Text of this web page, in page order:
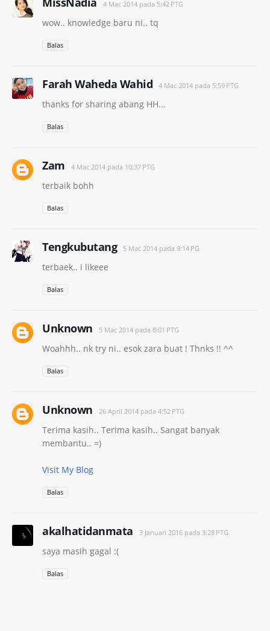
4 Mac 2014 pada 5:42 PTG
wow.. knowledge baru ni.. tq
Balas
Farah Waheda Wahid 4 Mac 2014 pada 5:59 PTG
thanks for sharing abang HH...
Balas
Zam 4 Mac 2014 pada 10:37 PTG
terbaik bohh
Balas
Tengkubutang 5 Mac 2014 pada 9:14 PG
terbaek.. i likeee
Balas
Unknown 5 Mac 2014 pada 8:01 PTG
Woahhh.. nk try ni.. esok zara buat ! Thnks !! ^^
Balas
Unknown 26 April 2014 pada 4:52 PTG
Terima kasih.. Terima kasih.. Sangat banyak
membantu.. =)
Visit My Blog
Balas
akalhatidanmata 3 Januari 2016 pada 3:28 PTG
saya masih gagal :(
Balas